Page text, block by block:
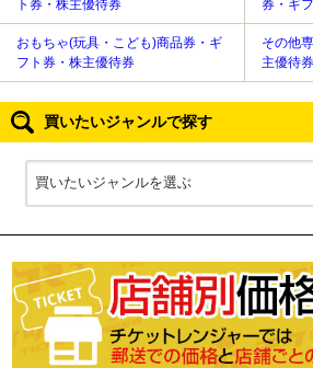
ト券・株主優待券
券・ギ
おもちゃ(玩具・こども)商品券・ギ
フト券・株主優待券
その他
主優待券
買いたいジャンルで探す